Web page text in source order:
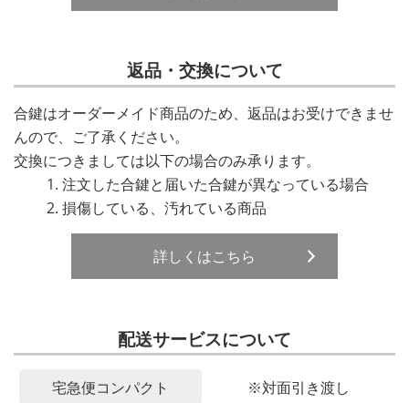
返品・交換について
合鍵はオーダーメイド商品のため、返品はお受けできませ
んので、ご了承ください。
交換につきましては以下の場合のみ承ります。
注文した合鍵と届いた合鍵が異なっている場合
損傷している、汚れている商品
詳しくはこちら
配送サービスについて
宅急便コンパクト ※対面引き渡し